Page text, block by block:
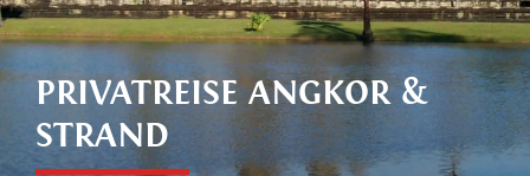
PRIVATREISE ANGKOR &
STRAND